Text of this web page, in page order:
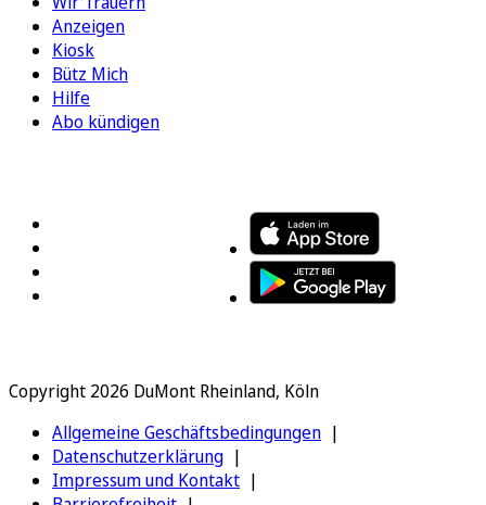
Anzeigen
Kiosk
Bütz Mich
Hilfe
Abo kündigen
Copyright 2026 DuMont Rheinland, Köln
Allgemeine Geschäftsbedingungen
Datenschutzerklärung
Impressum und Kontakt